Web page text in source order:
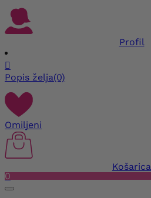
Profil

Popis želja(0)
Omiljeni
Košarica
0